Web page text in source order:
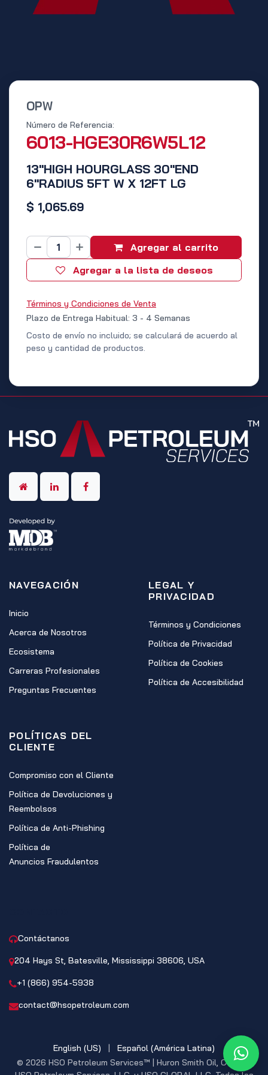
OPW
13"HIGH HOURGLASS 30"END
6"RADIUS 5FT W X 12FT LG
Número de Referencia:
6013-HGE30R6W5L12
$ 1,065.69
Agregar al carrito
Agregar a la lista de deseos
Términos y Condiciones de Venta
Plazo de Entrega Habitual: 3 - 4 Semanas
Costo de envío no incluido; se calculará de acuerdo al
peso y cantidad de productos.
NAVEGACIÓN
Inicio
Acerca de Nosotros
Ecosistema
Carreras Profesionales
Preguntas Frecuentes
LEGAL Y
PRIVACIDAD
Términos y Condiciones
Política de Privacidad
Política de Cookies
Política de Accesibilidad
POLÍTICAS DEL
CLIENTE
Compromiso con el Cliente
Política de Devoluciones y
Reembolsos
Política de Anti-Phishing
Política de
Anuncios Fraudulentos
Contáctanos
204 Hays St, Batesville, Mississippi 38606, USA
+1 (866) 954-5938
contact@hsopetroleum.com
© 2026 HSO Petroleum Services™ | Huron Smith Oil, CO. INC,
English (US) | Español (América Latina)